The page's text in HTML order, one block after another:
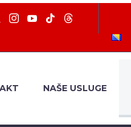
NAŠE USLUGE